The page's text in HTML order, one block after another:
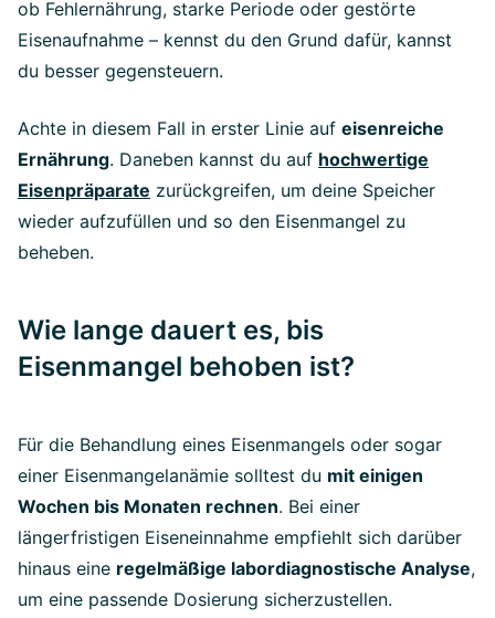
ob Fehlernährung, starke Periode oder gestörte
Eisenaufnahme – kennst du den Grund dafür, kannst
du besser gegensteuern.
Achte in diesem Fall in erster Linie auf eisenreiche
Ernährung. Daneben kannst du auf hochwertige
Eisenpräparate zurückgreifen, um deine Speicher
wieder aufzufüllen und so den Eisenmangel zu
beheben.
Wie lange dauert es, bis
Eisenmangel behoben ist?
Für die Behandlung eines Eisenmangels oder sogar
einer Eisenmangelanämie solltest du mit einigen
Wochen bis Monaten rechnen. Bei einer
längerfristigen Eiseneinnahme empfiehlt sich darüber
hinaus eine regelmäßige labordiagnostische Analyse,
um eine passende Dosierung sicherzustellen.